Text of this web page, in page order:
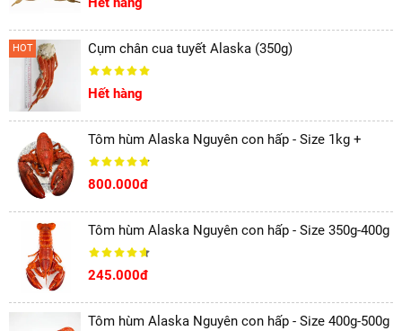
HOT Cụm chân cua tuyết Alaska (350g)
Hết hàng
Tôm hùm Alaska Nguyên con hấp - Size 1kg +
800.000đ
Tôm hùm Alaska Nguyên con hấp - Size 350g-400g
245.000đ
Tôm hùm Alaska Nguyên con hấp - Size 400g-500g